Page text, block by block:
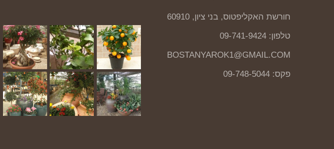
חורשת האקליפטוס, בני ציון, 60910
טלפון: 09-741-9424
BOSTANYAROK1@GMAIL.COM
פקס: 09-748-5044